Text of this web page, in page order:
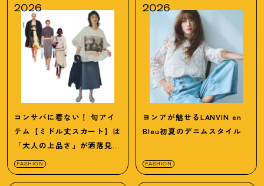
2026
コンサバに着ない！ 旬アイ
テム【ミドル丈スカート】は
「大人の上品さ」が洒落見え
のカギ
FASHION
2026
ヨンアが魅せるLANVIN en
Bleu初夏のデニムスタイル
FASHION